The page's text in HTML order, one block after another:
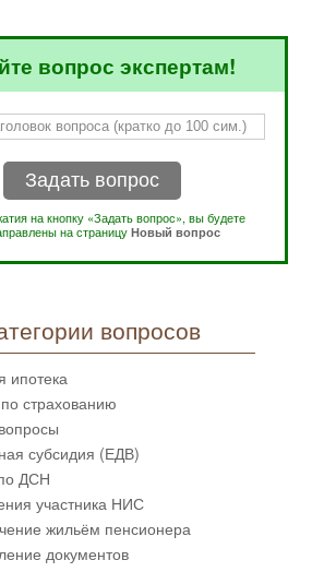
вопрос экспертам!
Задать вопрос
на кнопку «Задать вопрос», вы будете
на страницуНовый вопрос
вопросов
ипотека
страхованию
субсидия (ЕДВ)
ДСН
участника НИС
жильём пенсионера
документов